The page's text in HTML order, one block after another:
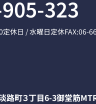
323
定休日 / 水曜日定休FAX:06-
路町３丁目6-3御堂筋